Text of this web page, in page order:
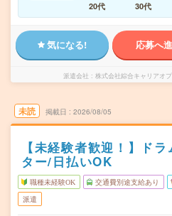
20代
30代
気になる! 応募へ
派遣会社 株式会社綜合キャリアオ
未読 掲載日 2026/08/05
【未経験者歓迎！】ド
ター/日払いOK
職種未経験OK 交通費別途支給あり
派遣